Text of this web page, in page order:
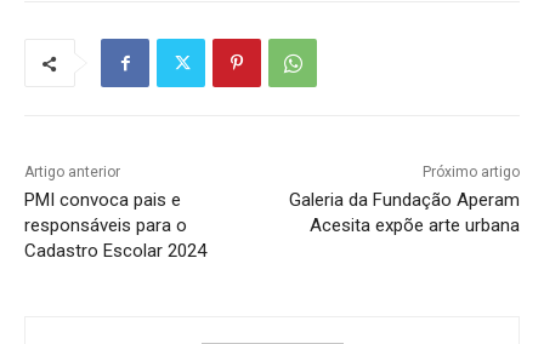
Artigo anterior
PMI convoca pais e
responsáveis para o
Cadastro Escolar 2024
Próximo artigo
Galeria da Fundação Aperam
Acesita expõe arte urbana